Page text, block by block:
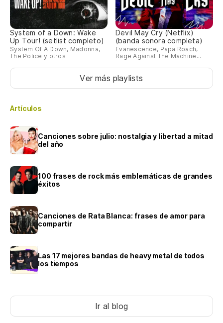
System of a Down: Wake
Up Tour! (setlist completo)
System Of A Down, Madonna,
The Police y otros
Devil May Cry (Netflix)
(banda sonora completa)
Evanescence, Papa Roach,
Rage Against The Machine...
Ver más playlists
Artículos
Canciones sobre julio: nostalgia y libertad a mitad
del año
100 frases de rock más emblemáticas de grandes
éxitos
Canciones de Rata Blanca: frases de amor para
compartir
Las 17 mejores bandas de heavy metal de todos
los tiempos
Ir al blog